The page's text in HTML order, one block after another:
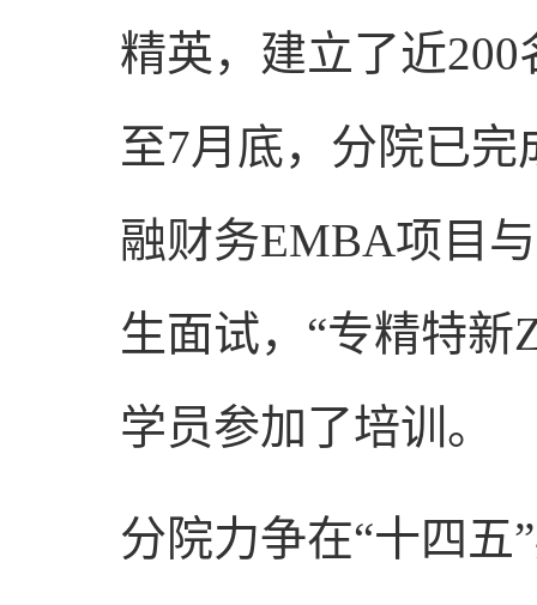
精英，建立了近
至7月底，分院已
融财务EMBA项目
生面试，“专精特新
学员参加了培训。
分院力争在“十四五